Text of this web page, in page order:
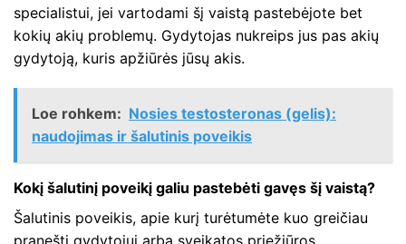
specialistui, jei vartodami šį vaistą pastebėjote bet
kokių akių problemų. Gydytojas nukreips jus pas akių
gydytoją, kuris apžiūrės jūsų akis.
Loe rohkem: Nosies testosteronas (gelis):
naudojimas ir šalutinis poveikis
Kokį šalutinį poveikį galiu pastebėti gavęs šį vaistą?
Šalutinis poveikis, apie kurį turėtumėte kuo greičiau